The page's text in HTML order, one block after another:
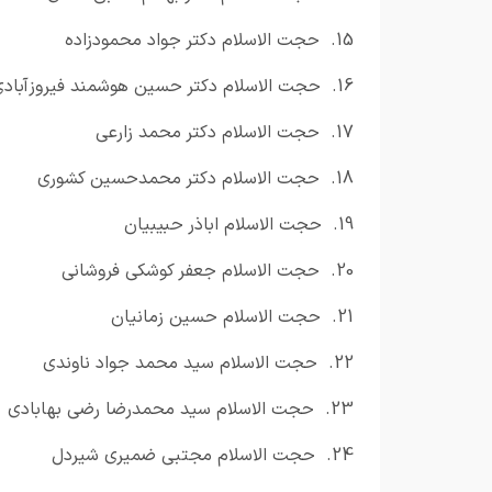
15.
حجت الاسلام دکتر جواد محمودزاده
16.
حجت الاسلام دکتر حسین هوشمند
17.
حجت الاسلام دکتر محمد زارعی
18.
حجت الاسلام دکتر محمدحسین کشوری
19.
حجت الاسلام اباذر حبیبیان
20.
حجت الاسلام جعفر کوشکی فروشانی
21.
حجت الاسلام حسین زمانیان
22.
حجت الاسلام سید محمد جواد ناوندی
23.
حجت الاسلام سید محمدرضا رضی بهابادی
24.
حجت الاسلام مجتبی ضمیری شیردل